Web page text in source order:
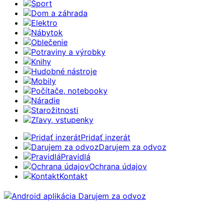
Šport
Dom a záhrada
Elektro
Nábytok
Oblečenie
Potraviny a výrobky
Knihy
Hudobné nástroje
Mobily
Počítače, notebooky
Náradie
Starožitnosti
Zľavy, vstupenky
Pridať inzerát
Darujem za odvoz
Pravidlá
Ochrana údajov
Kontakt